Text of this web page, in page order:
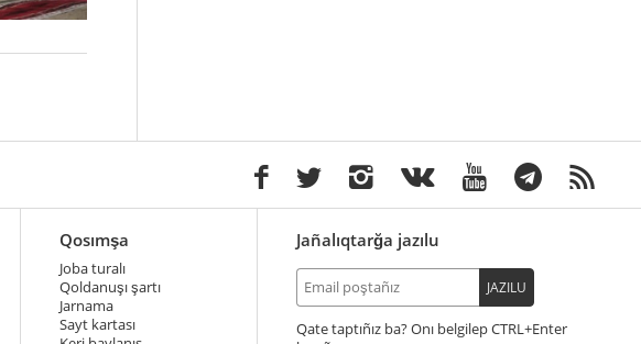
Qosımşa
Joba turalı
Qoldanuşı şartı
Jarnama
Sayt kartası
Jañalıqtarğa jazılu
JAZILU
Qate taptıñız ba? Onı belgilep
+Enter